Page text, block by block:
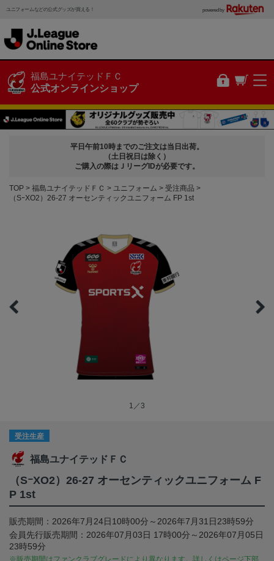
ユニフォームなどの公式グッズが買える！ powered by
福島ユナイテッドＦＣ
公式オンラインショップ
平日午前10時までのご注文は当日出荷。
（土日祝日は除く）
ご購入の際はＪリーグIDが必要です。
TOP 福島ユナイテッドＦＣ ユニフォーム
受注商品
（SｰXO2）26-27 オーセンティックユニフォーム FP 1st
1／3
受注生産
福島ユナイテッドＦＣ
（SｰXO2）26-27 オーセンティックユニフォーム F
P 1st
販売期間：2026年7月24日10時00分～2026年7月31日23時59分
会員先行販売期間：2026年07月03日 17時00分～2026年07月05日
23時59分
※販売期間はファンクラブグレードにより異なります。詳しくはページ下部